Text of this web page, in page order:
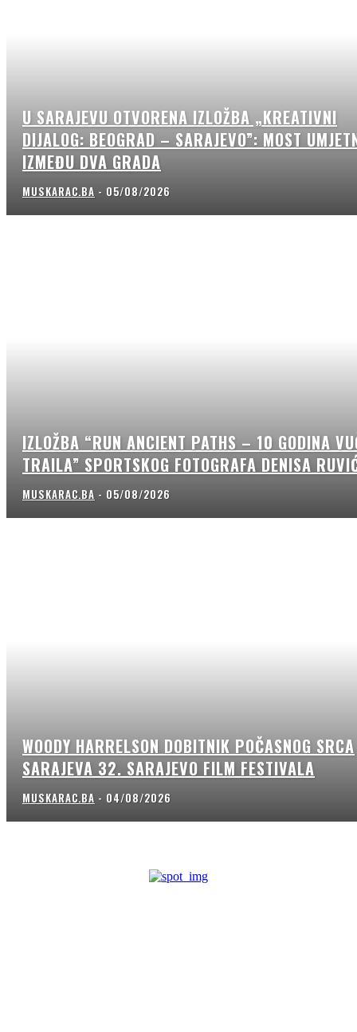
U SARAJEVU OTVORENA IZLOŽBA „KREATIVNI
DIJALOG: BEOGRAD – SARAJEVO”: MOST
IZMEĐU DVA GRADA
MUSKARAC.BA - 05/08/2026
IZLOŽBA “RUN ANCIENT PATHS – 10 GODINA
TRAILA” SPORTSKOG FOTOGRAFA DENISA
MUSKARAC.BA - 05/08/2026
WOODY HARRELSON DOBITNIK POČASNOG SRCA
SARAJEVA 32. SARAJEVO FILM FESTIVALA
MUSKARAC.BA - 04/08/2026